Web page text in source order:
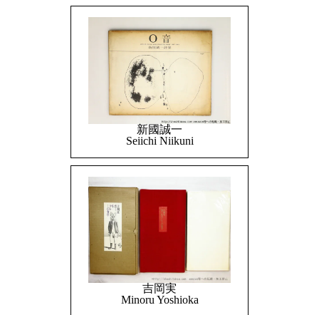
新國誠一
Seiichi Niikuni
吉岡実
Minoru Yoshioka